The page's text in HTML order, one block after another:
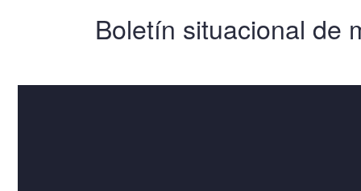
Boletín situacional de